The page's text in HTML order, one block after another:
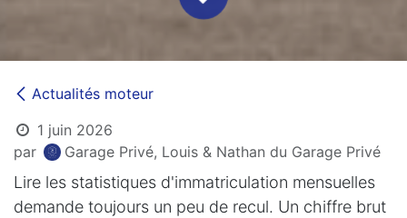
Actualités moteur
1 juin 2026
par
Garage Privé, Louis & Nathan du Garage Privé
Lire les statistiques d'immatriculation mensuelles
demande toujours un peu de recul. Un chiffre brut